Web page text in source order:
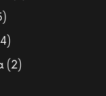
5
productos
44
productos
22